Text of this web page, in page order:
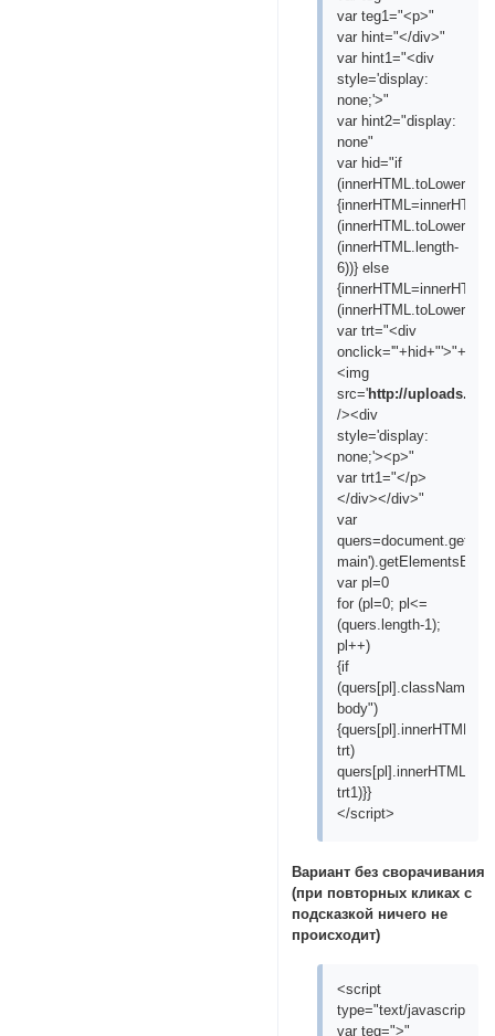
var teg1="<p>"
var hint="</div>"
var hint1="<div
style='display:
none;'>"
var hint2="display:
none"
var hid="if
(innerHTML.length-
6))} else
var trt="<div
onclick='"+hid+"'>"+"
<img
src='http://uploads.ru/
/><div
style='display:
none;'><p>"
var trt1="</p>
</div></div>"
var
var pl=0
for (pl=0; pl<=
(quers.length-1);
pl++)
{if
body")
trt)
trt1)}}
</script>
Вариант без сворачивания
(при повторных кликах с
подсказкой ничего не
происходит)
<script
type="text/javascript">
var teg=">"